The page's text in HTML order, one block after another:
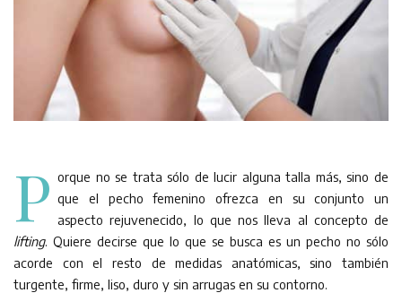
P orque no se trata sólo de lucir alguna talla más, sino de
que el pecho femenino ofrezca en su conjunto un
aspecto rejuvenecido, lo que nos lleva al concepto de
lifting. Quiere decirse que lo que se busca es un pecho no sólo
acorde con el resto de medidas anatómicas, sino también
turgente, firme, liso, duro y sin arrugas en su contorno.